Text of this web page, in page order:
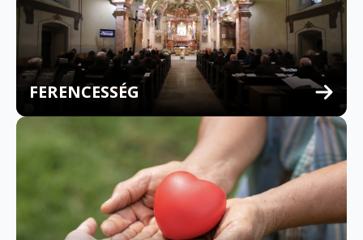
FERENCESSÉG
MULTILINGUAL CONFESSION